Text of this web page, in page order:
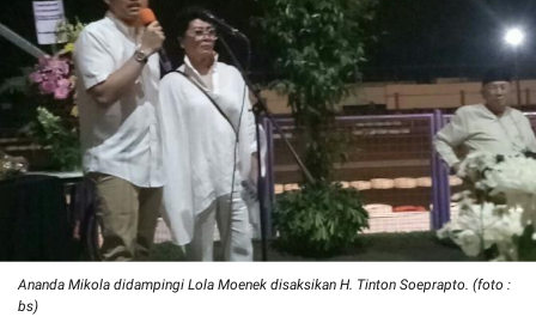
Ananda Mikola didampingi Lola Moenek disaksikan H. Tinton Soeprapto. (foto :
bs)